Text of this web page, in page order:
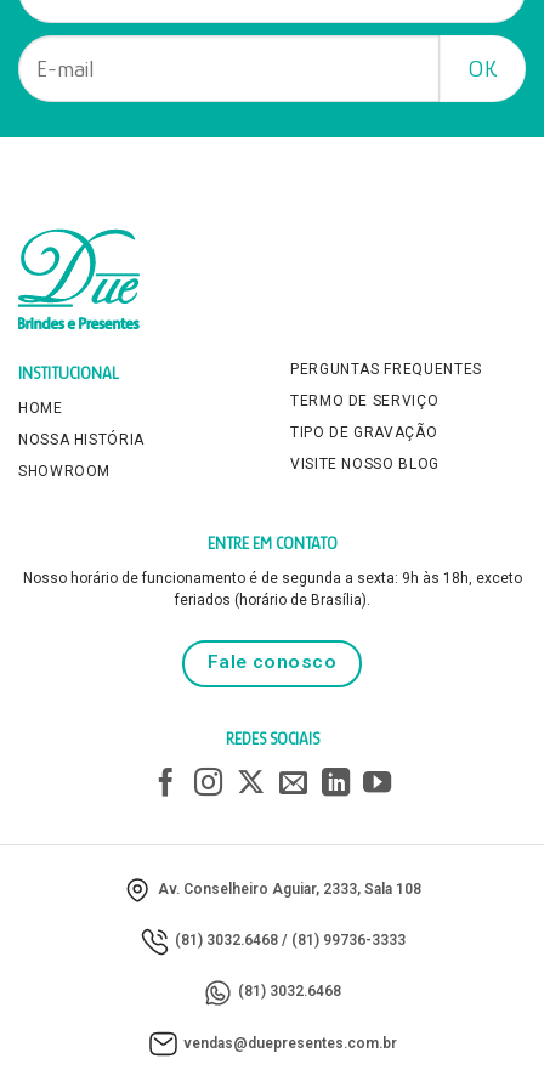
INSTITUCIONAL
HOME
NOSSA HISTÓRIA
SHOWROOM
PERGUNTAS FREQUENTES
TERMO DE SERVIÇO
TIPO DE GRAVAÇÃO
VISITE NOSSO BLOG
ENTRE EM CONTATO
Nosso horário de funcionamento é de segunda a sexta: 9h às 18h, exceto
feriados (horário de Brasília).
Fale conosco
REDES SOCIAIS
Av. Conselheiro Aguiar, 2333, Sala 108
(81) 3032.6468/ (81) 99736-3333
(81) 3032.6468
vendas@duepresentes.com.br